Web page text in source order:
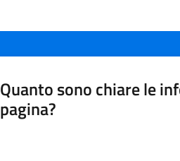
Quanto sono chiare le
pagina?